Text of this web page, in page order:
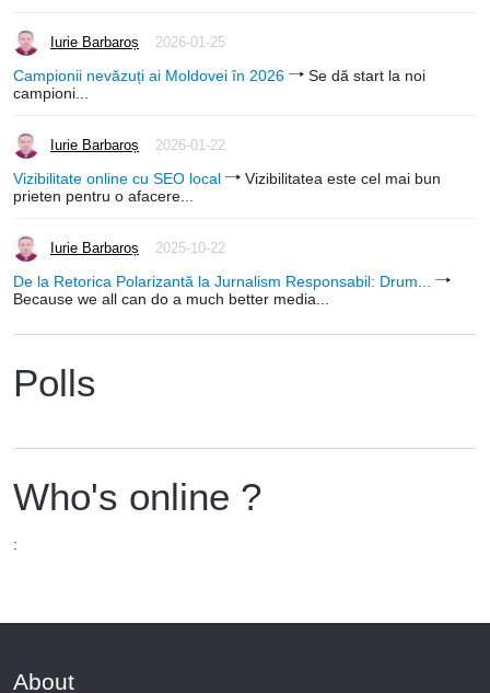
Iurie Barbaroș 2026-01-25
Campionii nevăzuți ai Moldovei în 2026
Se dă start la noi
campioni...
Iurie Barbaroș 2026-01-22
Vizibilitate online cu SEO local
Vizibilitatea este cel mai bun
prieten pentru o afacere...
Iurie Barbaroș 2025-10-22
De la Retorica Polarizantă la Jurnalism Responsabil: Drum...
Because we all can do a much better media...
Polls
Who's online ?
:
About